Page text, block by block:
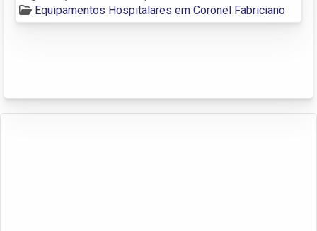
Equipamentos Hospitalares em Coronel Fabriciano